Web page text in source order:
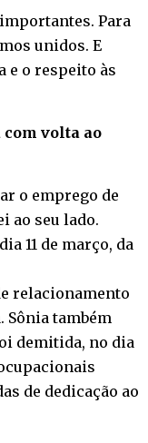
Para
unidos. E
e o respeito às
com volta ao
o emprego de
ao seu lado.
11 de março, da
relacionamento
Sônia também
demitida, no dia
de dedicação ao